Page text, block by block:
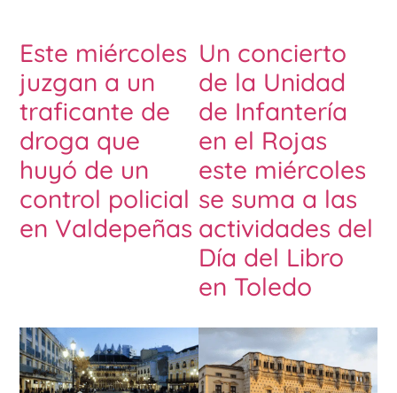
Este miércoles
juzgan a un
traficante de
droga que
huyó de un
control policial
en Valdepeñas
Un concierto
de la Unidad
de Infantería
en el Rojas
este miércoles
se suma a las
actividades del
Día del Libro
en Toledo